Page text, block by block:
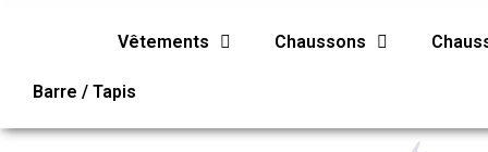
Vêtements Chaussons
Barre / Tapis